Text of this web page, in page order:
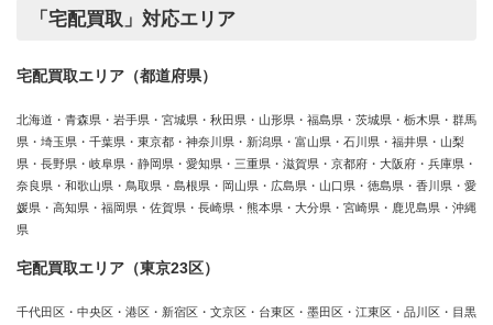
「宅配買取」対応エリア
宅配買取エリア（都道府県）
北海道・青森県・岩手県・宮城県・秋田県・山形県・福島県・茨城県・栃木県・群馬
県・埼玉県・千葉県・東京都・神奈川県・新潟県・富山県・石川県・福井県・山梨
県・長野県・岐阜県・静岡県・愛知県・三重県・滋賀県・京都府・大阪府・兵庫県・
奈良県・和歌山県・鳥取県・島根県・岡山県・広島県・山口県・徳島県・香川県・愛
媛県・高知県・福岡県・佐賀県・長崎県・熊本県・大分県・宮崎県・鹿児島県・沖縄
県
宅配買取エリア（東京23区）
千代田区・中央区・港区・新宿区・文京区・台東区・墨田区・江東区・品川区・目黒